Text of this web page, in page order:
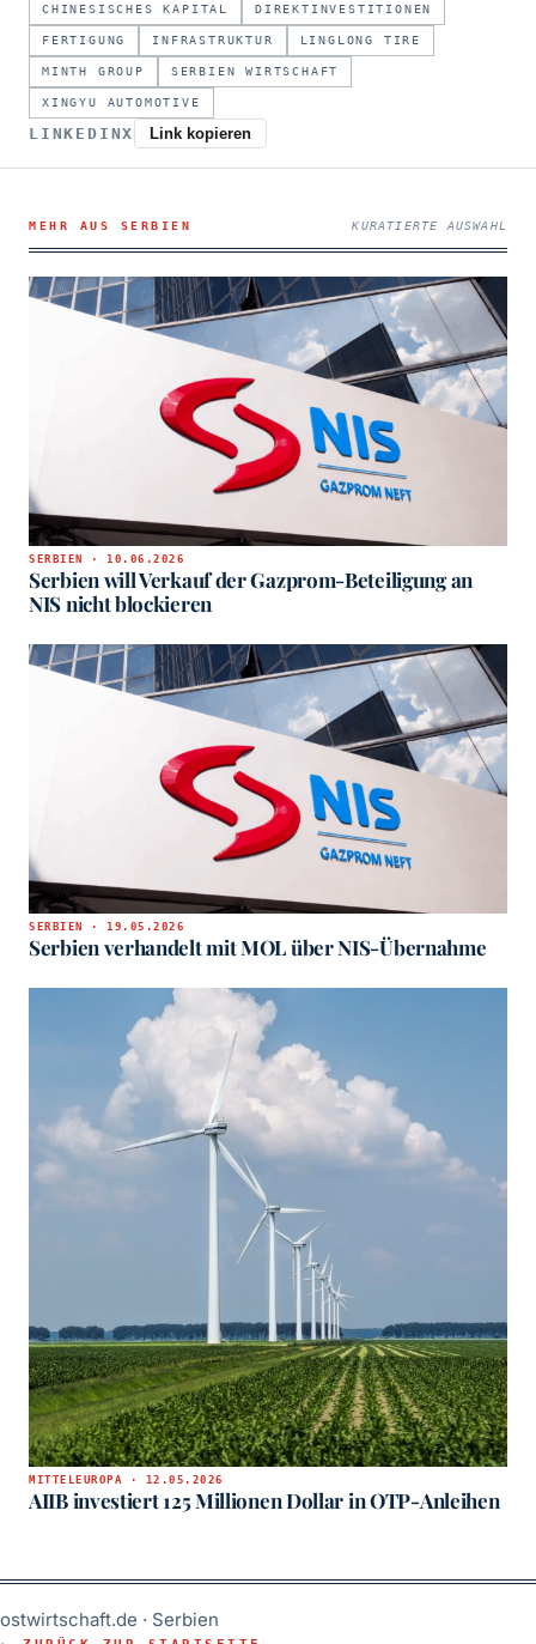
CHINESISCHES KAPITAL DIREKTINVESTITIONEN
FERTIGUNG INFRASTRUKTUR LINGLONG TIRE
MINTH GROUP SERBIEN WIRTSCHAFT
XINGYU AUTOMOTIVE
LINKEDINX Link kopieren
MEHR AUS SERBIEN KURATIERTE AUSWAHL
SERBIEN · 10.06.2026
Serbien will Verkauf der Gazprom-Beteiligung an
NIS nicht blockieren
SERBIEN · 19.05.2026
Serbien verhandelt mit MOL über NIS-Übernahme
MITTELEUROPA · 12.05.2026
AIIB investiert 125 Millionen Dollar in OTP-Anleihen
ostwirtschaft.de · Serbien